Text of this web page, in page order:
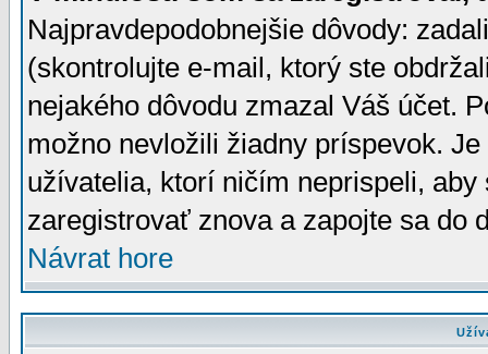
Najpravdepodobnejšie dôvody:
(skontrolujte e-mail, ktorý ste
nejakého dôvodu zmazal Váš účet.
možno nevložili žiadny príspevok.
užívatelia, ktorí ničím neprispeli,
zaregistrovať znova a zapojte sa do
Návrat hore